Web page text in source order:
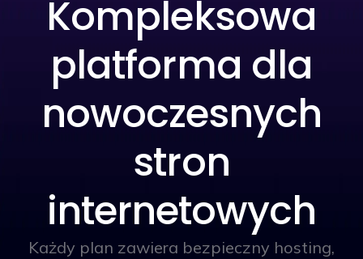
Kompleksowa
platforma dla
nowoczesnych
stron
internetowych
Każdy plan zawiera bezpieczny hosting,